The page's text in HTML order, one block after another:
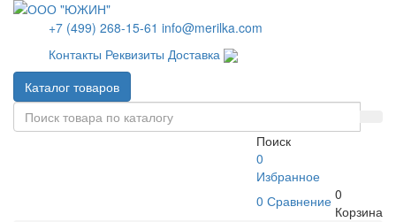
+7 (499) 268-15-61 info@merilka.com
Контакты Реквизиты Доставка
Каталог товаров
Поиск
0
Избранное
0 Сравнение 0
Корзина